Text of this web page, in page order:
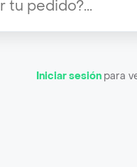
Iniciar sesión para